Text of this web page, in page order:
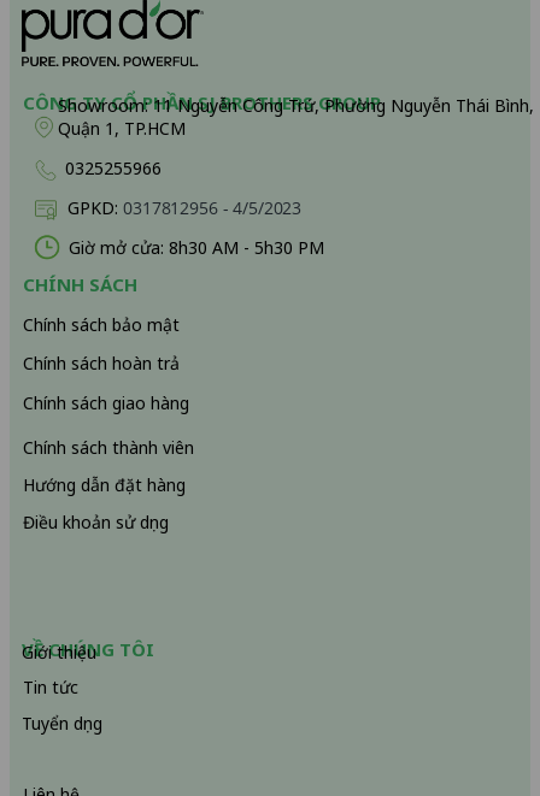
CÔNG TY CỔ PHẦN SJ BROTHERS GROUP
CHÍNH SÁCH
Chính sách bảo mật
Chính sách hoàn trả
Chính sách giao hàng
Chính sách thành viên
Hướng dẫn đặt hàng
VỀ CHÚNG TÔI
Giới thiệu
Tin tức
Tuyển dụng
Showroom:11 Nguyễn Công Trứ, Phường Nguyễn Thái Bình,
Quận 1, TP.HCM
0325255966
Giờ mở cửa: 8h30 AM - 5h30 PM
GPKD:0317812956 - 4/5/2023
Điều khoản sử dụng